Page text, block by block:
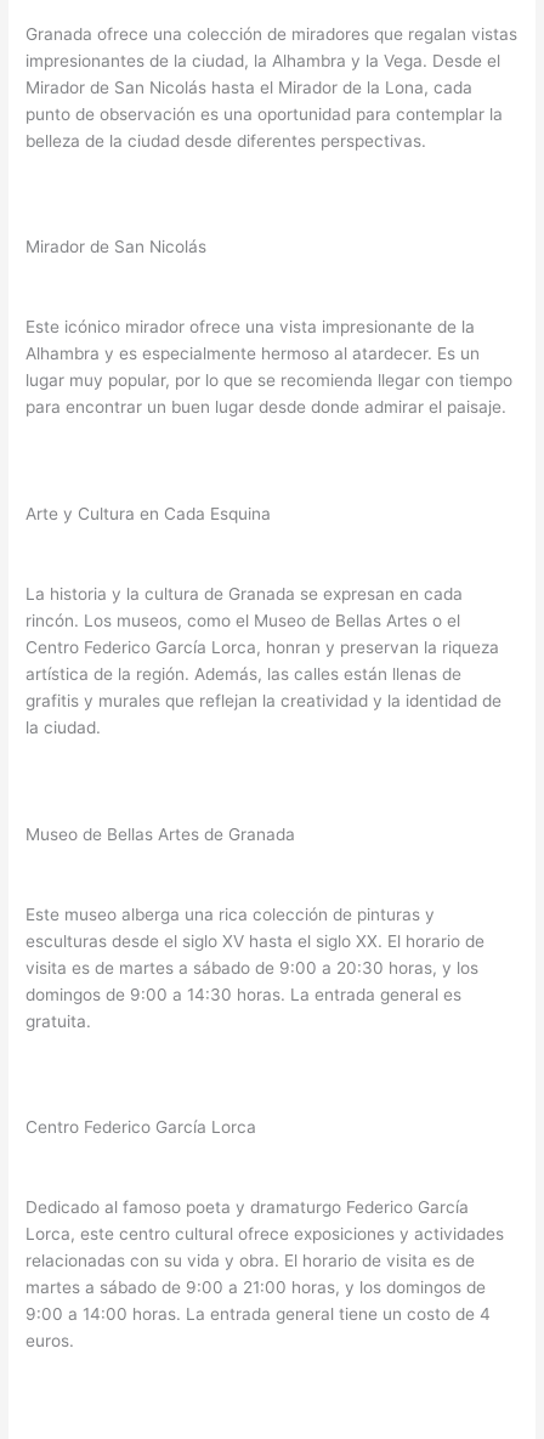
Granada ofrece una colección de miradores que regalan vistas
impresionantes de la ciudad, la Alhambra y la Vega. Desde el
Mirador de San Nicolás hasta el Mirador de la Lona, cada
punto de observación es una oportunidad para contemplar la
belleza de la ciudad desde diferentes perspectivas.
Mirador de San Nicolás
Este icónico mirador ofrece una vista impresionante de la
Alhambra y es especialmente hermoso al atardecer. Es un
lugar muy popular, por lo que se recomienda llegar con tiempo
para encontrar un buen lugar desde donde admirar el paisaje.
Arte y Cultura en Cada Esquina
La historia y la cultura de Granada se expresan en cada
rincón. Los museos, como el Museo de Bellas Artes o el
Centro Federico García Lorca, honran y preservan la riqueza
artística de la región. Además, las calles están llenas de
grafitis y murales que reflejan la creatividad y la identidad de
la ciudad.
Museo de Bellas Artes de Granada
Este museo alberga una rica colección de pinturas y
esculturas desde el siglo XV hasta el siglo XX. El horario de
visita es de martes a sábado de 9:00 a 20:30 horas, y los
domingos de 9:00 a 14:30 horas. La entrada general es
gratuita.
Centro Federico García Lorca
Dedicado al famoso poeta y dramaturgo Federico García
Lorca, este centro cultural ofrece exposiciones y actividades
relacionadas con su vida y obra. El horario de visita es de
martes a sábado de 9:00 a 21:00 horas, y los domingos de
9:00 a 14:00 horas. La entrada general tiene un costo de 4
euros.